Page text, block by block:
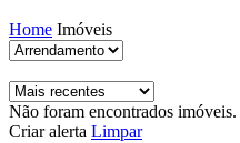
Home Imóveis
Não foram encontrados imóveis.
Criar alerta Limpar